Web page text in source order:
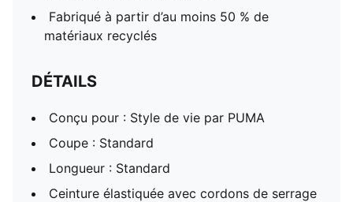
Fabriqué à partir d’au moins 50 % de
matériaux recyclés
DÉTAILS
Conçu pour : Style de vie par PUMA
Coupe : Standard
Longueur : Standard
Ceinture élastiquée avec cordons de serrage